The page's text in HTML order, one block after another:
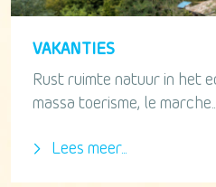
VAKANTIES
Rust ruimte natuur in het
massa toerisme, le marche...
Lees meer...